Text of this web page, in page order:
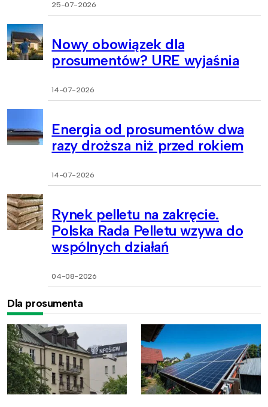
25-07-2026
Nowy obowiązek dla
prosumentów? URE wyjaśnia
14-07-2026
Energia od prosumentów dwa
razy droższa niż przed rokiem
14-07-2026
Rynek pelletu na zakręcie.
Polska Rada Pelletu wzywa do
wspólnych działań
04-08-2026
Dla prosumenta